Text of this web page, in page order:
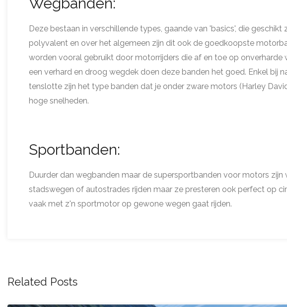
Deze bestaan in verschillende types, gaande van 'basics', die
polyvalent en over het algemeen zijn dit ook de goedkoopste
worden vooral gebruikt door motorrijders die af en toe op
een verhard en droog wegdek doen deze banden het goed. Enkel
tenslotte zijn het type banden dat je onder zware motors (Harley
hoge snelheden.
Sportbanden:
Duurder dan wegbanden maar de supersportbanden voor motors
stadswegen of autostrades rijden maar ze presteren ook perfect op
vaak met z'n sportmotor op gewone wegen gaat rijden.
Related Posts